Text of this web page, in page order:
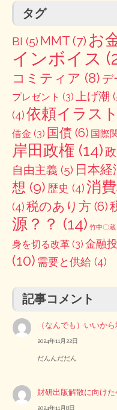
タグ
BI (5) MMT (7) お
インボイス
コミティア (8) デ
プレゼント (3) 上げ潮
(4)依頼イラスト
借金 (3) 国債 (6) 国際
岸田政権 (14)
自由主義 (5) 日本経
想 (9) 歴史 (4)消
(4)税のあり方 (6)
源？？ (14) 竹中〇蔵
身を切る改革 (3) 金融
(10) 需要と供給 (4)
記事コメント
（なんでも）いいか
2024年11月22日
だんんだだん
財研出版解散に向け
2024年11月8日